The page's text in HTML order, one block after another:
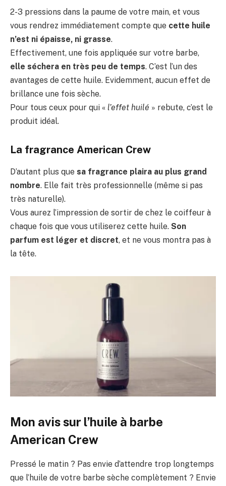
2-3 pressions dans la paume de votre main, et vous
vous rendrez immédiatement compte que cette huile
n’est ni épaisse, ni grasse.
Effectivement, une fois appliquée sur votre barbe,
elle séchera en très peu de temps. C’est l’un des
avantages de cette huile. Evidemment, aucun effet de
brillance une fois sèche.
Pour tous ceux pour qui « l’effet huilé » rebute, c’est le
produit idéal.
La fragrance American Crew
D’autant plus que sa fragrance plaira au plus grand
nombre. Elle fait très professionnelle (même si pas
très naturelle).
Vous aurez l’impression de sortir de chez le coiffeur à
chaque fois que vous utiliserez cette huile. Son
parfum est léger et discret, et ne vous montra pas à
la tête.
Mon avis sur l’huile à barbe
American Crew
Pressé le matin ? Pas envie d’attendre trop longtemps
que l’huile de votre barbe sèche complètement ? Envie